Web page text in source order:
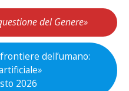
del Genere»
dell’umano:
»
2026